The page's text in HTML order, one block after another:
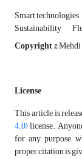
Smart technologies
Sustainability
Copyright©
License
This article is
4.0)license.
for any purpose,
proper citation is